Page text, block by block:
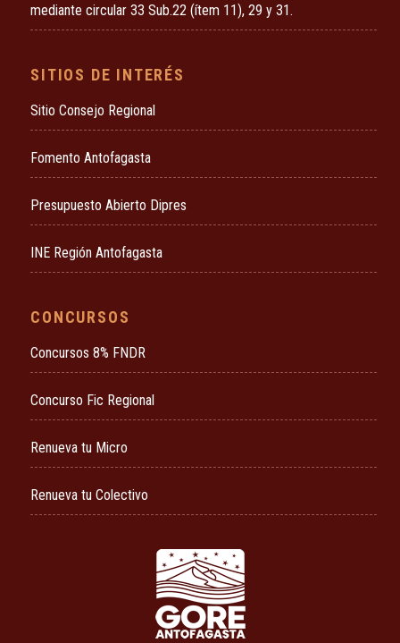
mediante circular 33 Sub.22 (ítem 11), 29 y 31.
SITIOS DE INTERÉS
Sitio Consejo Regional
Fomento Antofagasta
Presupuesto Abierto Dipres
INE Región Antofagasta
CONCURSOS
Concursos 8% FNDR
Concurso Fic Regional
Renueva tu Micro
Renueva tu Colectivo